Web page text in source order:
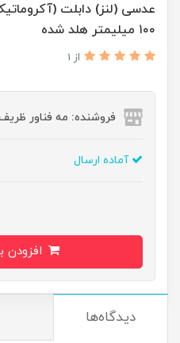
عدسی (لنز) دابلت
۱۰۰ میلیمتر هلد شده
از 1
فروشنده: مه فناور
آماده ارسال
دیدگاه‌ها